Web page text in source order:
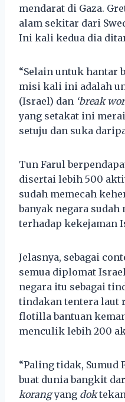
mendarat di Gaza.
alam sekitar dari
Ini kali kedua dia
“Selain untuk hantar
misi kali ini adalah
(Israel) dan ‘break
yang setakat ini
setuju dan suka
Tun Farul
disertai lebih 500
sudah memecah
banyak negara sudah
terhadap kekejaman
Jelasnya, sebagai
semua diplomat
negara itu sebagai
tindakan tentera laut
flotilla bantuan
menculik lebih 200
“Paling tidak, Sumud
buat dunia bangkit
korangyang dok